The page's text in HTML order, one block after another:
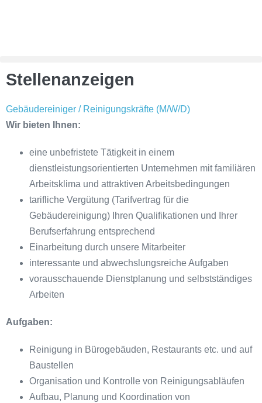
Stellenanzeigen
Gebäudereiniger / Reinigungskräfte (M/W/D)​
Wir bieten Ihnen:
eine unbefristete Tätigkeit in einem
dienstleistungsorientierten Unternehmen mit familiären
Arbeitsklima und attraktiven Arbeitsbedingungen
tarifliche Vergütung (Tarifvertrag für die
Gebäudereinigung) Ihren Qualifikationen und Ihrer
Berufserfahrung entsprechend
Einarbeitung durch unsere Mitarbeiter
interessante und abwechslungsreiche Aufgaben
vorausschauende Dienstplanung und selbstständiges
Arbeiten
Aufgaben:
Reinigung in Bürogebäuden, Restaurants etc. und auf
Baustellen
Organisation und Kontrolle von Reinigungsabläufen
Aufbau, Planung und Koordination von